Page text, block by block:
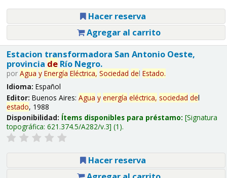
Hacer reserva
Agregar al carrito
Estacion transformadora San Antonio Oeste,
provincia deRío Negro.
por Agua y Energía Eléctrica, Sociedad del Estado.
Idioma: Español
Editor: Buenos Aires: Agua y energía eléctrica, sociedad del
estado, 1988
Disponibilidad: Ítems disponibles para préstamo: Signatura
topográfica: 621.374.5/A282/v.3 (1).
Hacer reserva